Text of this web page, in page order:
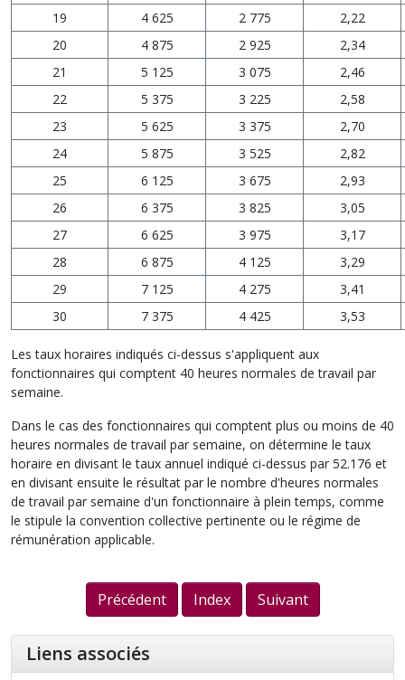
19
4 625 2 775
2,22
20
4 875 2 925
2,34
21
5 125 3 075
2,46
22
5 375 3 225
2,58
23
5 625 3 375
2,70
24
5 875 3 525
2,82
25
6 125 3 675
2,93
26
6 375 3 825
3,05
27
6 625 3 975
3,17
28
6 875 4 125
3,29
29
7 125 4 275
3,41
30
7 375 4 425 3,53
Les taux horaires indiqués ci-dessus s'appliquent aux
fonctionnaires qui comptent 40 heures normales de travail par
semaine.
Dans le cas des fonctionnaires qui comptent plus ou moins de 40
heures normales de travail par semaine, on détermine le taux
horaire en divisant le taux annuel indiqué ci-dessus par 52.176 et
en divisant ensuite le résultat par le nombre d'heures normales
de travail par semaine d'un fonctionnaire à plein temps, comme
le stipule la convention collective pertinente ou le régime de
rémunération applicable.
Précédent Index Suivant
Liens associés